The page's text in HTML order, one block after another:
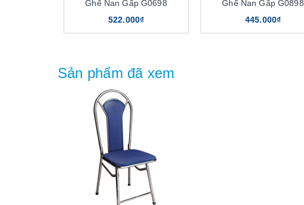
Ghế Nan Gấp G0698
522.000₫
Ghế Nan Gấp G0898
445.000₫
Sản phẩm đã xem